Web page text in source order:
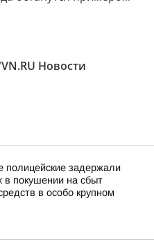
Новости
полицейские задержали
в покушении на сбыт
в особо крупном